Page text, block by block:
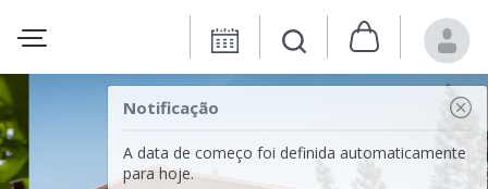
Notificação
A data de começo foi definida automaticamente
para hoje.